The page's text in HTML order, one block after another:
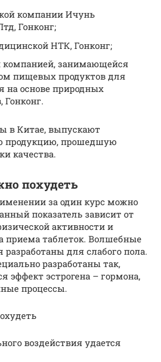
компании Ичунь
Гонконг;
НТК, Гонконг;
компанией, занимающейся
пищевых продуктов для
на основе природных
Гонконг.
в Китае, выпускают
продукцию, прошедшую
качества.
похудеть
за один курс можно
показатель зависит от
активности и
таблеток. Волшебные
для слабого пола.
разработаны так,
эффект эстрогена – гормона,
процессы.
воздействия удается